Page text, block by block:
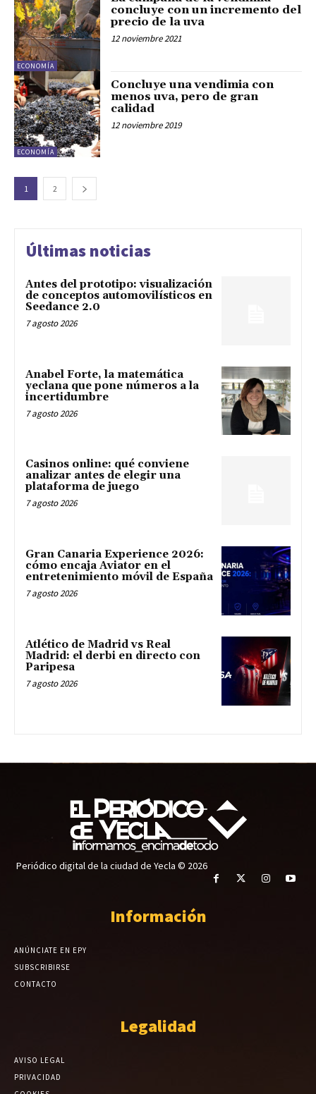
ECONOMÍA
concluye con un incremento del
precio de la uva
12 noviembre 2021
ECONOMÍA
Concluye una vendimia con
menos uva, pero de gran
calidad
12 noviembre 2019
1 2
Últimas noticias
Antes del prototipo: visualización
de conceptos automovilísticos en
Seedance 2.0
7 agosto 2026
Anabel Forte, la matemática
yeclana que pone números a la
incertidumbre
7 agosto 2026
Casinos online: qué conviene
analizar antes de elegir una
plataforma de juego
7 agosto 2026
Gran Canaria Experience 2026:
cómo encaja Aviator en el
entretenimiento móvil de España
7 agosto 2026
Atlético de Madrid vs Real
Madrid: el derbi en directo con
Paripesa
7 agosto 2026
Periódico digital de la ciudad de Yecla © 2026
Información
ANÚNCIATE EN EPY
SUBSCRIBIRSE
CONTACTO
Legalidad
AVISO LEGAL
PRIVACIDAD